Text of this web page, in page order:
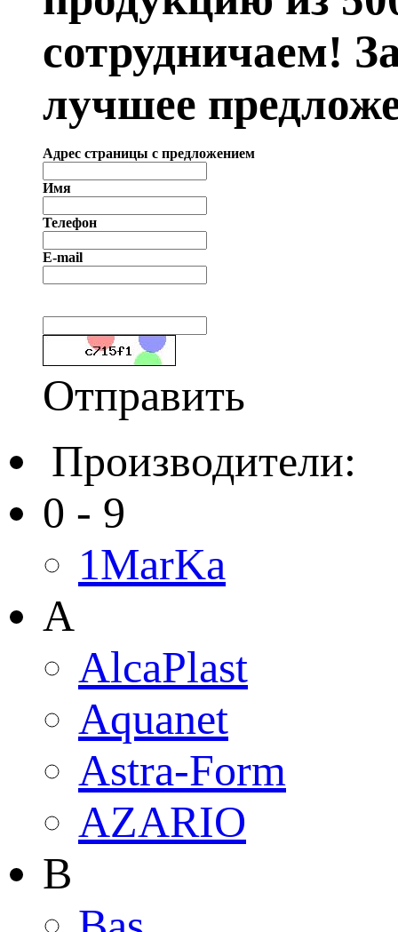
сотрудничаем!
лучшее
Адрес страницы с предложением
Имя
Телефон
E-mail
Отправить
Производители:
0 - 9
1MarKa
A
AlcaPlast
Aquanet
Astra-Form
AZARIO
B